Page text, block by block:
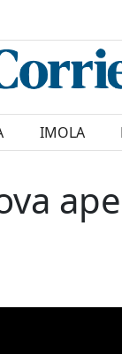
IMOLA